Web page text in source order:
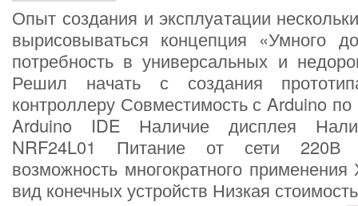
Опыт создания и эксплуатации
вырисовываться концепция «Умного
потребность в универсальных и
Решил начать с создания
контроллеру Совместимость с Arduino
Arduino IDE Наличие дисплея
NRF24L01 Питание от сети 220В
возможность многократного
вид конечных устройств Низкая стоимость